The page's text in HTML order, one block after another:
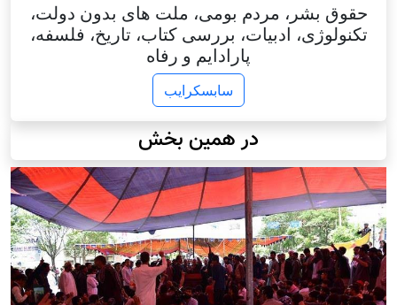
حقوق بشر، مردم بومی، ملت های بدون دولت،
تکنولوژی، ادبیات، بررسی کتاب، تاریخ، فلسفه،
پارادایم و رفاه
سابسکرایب
در همین بخش